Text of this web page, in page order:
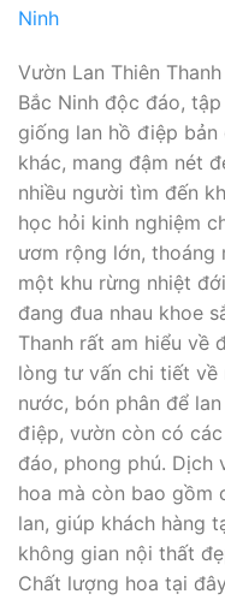
Vườn Lan Thiên
Bắc Ninh độc đáo,
giống lan hồ điệp
khác, mang đậm nét
nhiều người tìm đến
học hỏi kinh nghiệm
ươm rộng lớn, thoáng
một khu rừng nhiệt
đang đua nhau khoe
Thanh rất am hiểu về
lòng tư vấn chi tiết
nước, bón phân để
điệp, vườn còn có
đáo, phong phú. Dịch
hoa mà còn bao gồm
lan, giúp khách hàng
không gian nội thất
Chất lượng hoa tại